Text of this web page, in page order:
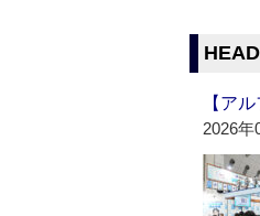
【ア
2026年